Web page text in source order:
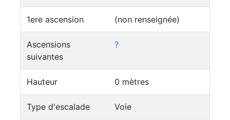
1ere ascension (non renseignée)
Ascensions
suivantes
?
Hauteur 0 mètres
Type d'escalade Voie